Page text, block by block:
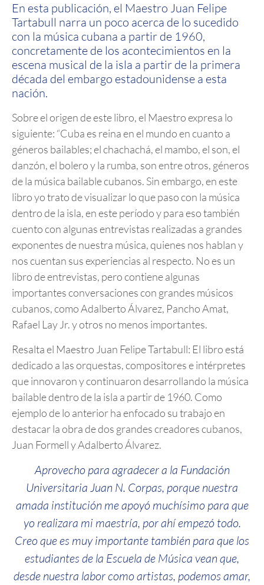
En esta publicación, el Maestro Juan Felipe
Tartabull narra un poco acerca de lo sucedido
con la música cubana a partir de 1960,
concretamente de los acontecimientos en la
escena musical de la isla a partir de la primera
década del embargo estadounidense a esta
nación.
Sobre el origen de este libro, el Maestro expresa lo
siguiente: “Cuba es reina en el mundo en cuanto a
géneros bailables; el chachachá, el mambo, el son, el
danzón, el bolero y la rumba, son entre otros, géneros
de la música bailable cubanos. Sin embargo, en este
libro yo trato de visualizar lo que paso con la música
dentro de la isla, en este período y para eso también
cuento con algunas entrevistas realizadas a grandes
exponentes de nuestra música, quienes nos hablan y
nos cuentan sus experiencias al respecto. No es un
libro de entrevistas, pero contiene algunas
importantes conversaciones con grandes músicos
cubanos, como Adalberto Álvarez, Pancho Amat,
Rafael Lay Jr. y otros no menos importantes.
Resalta el Maestro Juan Felipe Tartabull: El libro está
dedicado a las orquestas, compositores e intérpretes
que innovaron y continuaron desarrollando la música
bailable dentro de la isla a partir de 1960. Como
ejemplo de lo anterior ha enfocado su trabajo en
destacar la obra de dos grandes creadores cubanos,
Juan Formell y Adalberto Álvarez.
Aprovecho para agradecer a la Fundación
Universitaria Juan N. Corpas, porque nuestra
amada institución me apoyó muchísimo para que
yo realizara mi maestría, por ahí empezó todo.
Creo que es muy importante también para que los
estudiantes de la Escuela de Música vean que,
desde nuestra labor como artistas, podemos amar,